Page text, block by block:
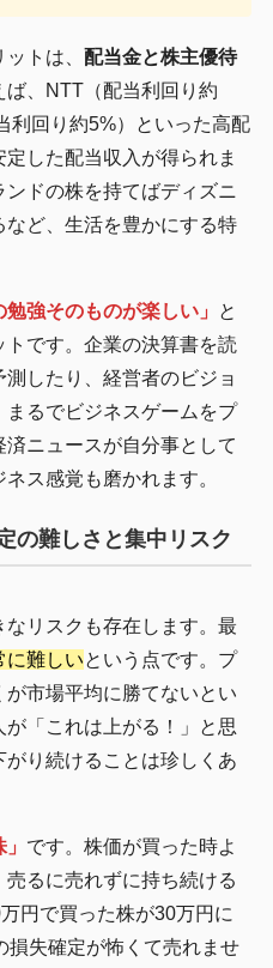
トは、 配当金と株主優待
ば、NTT（配当利回り約
利回り約5%）といった高配
した配当収入が得られま
ドの株を持てばディズニ
ど、生活を豊かにする特
勉強そのものが楽しい」
と
です。企業の決算書を読
したり、経営者のビジョ
るでビジネスゲームをプ
ニュースが自分事として
ス感覚も磨かれます。
の難しさと集中リスク
なリスクも存在します。最
に難しいという点です。プ
市場平均に勝てないとい
「これは上がる！」と思
り続けることは珍しくあ
です。株価が買った時よ
るに売れずに持ち続ける
円で買った株が30万円に
損失確定が怖くて売れませ